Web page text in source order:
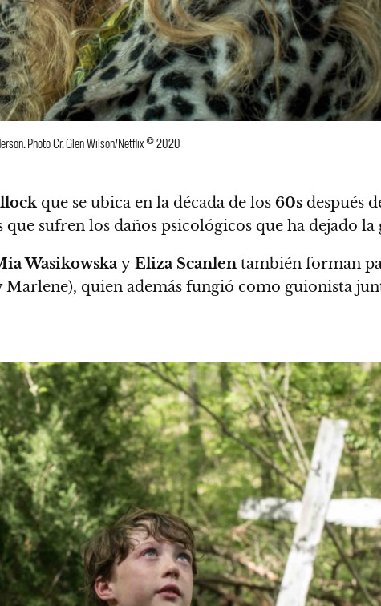
Photo Cr. Glen Wilson/Netflix © 2020
que se ubica en la década de los 60s después
sufren los daños psicológicos que ha dejado la
Wasikowska y Eliza Scanlen también forman
quien además fungió como guionista